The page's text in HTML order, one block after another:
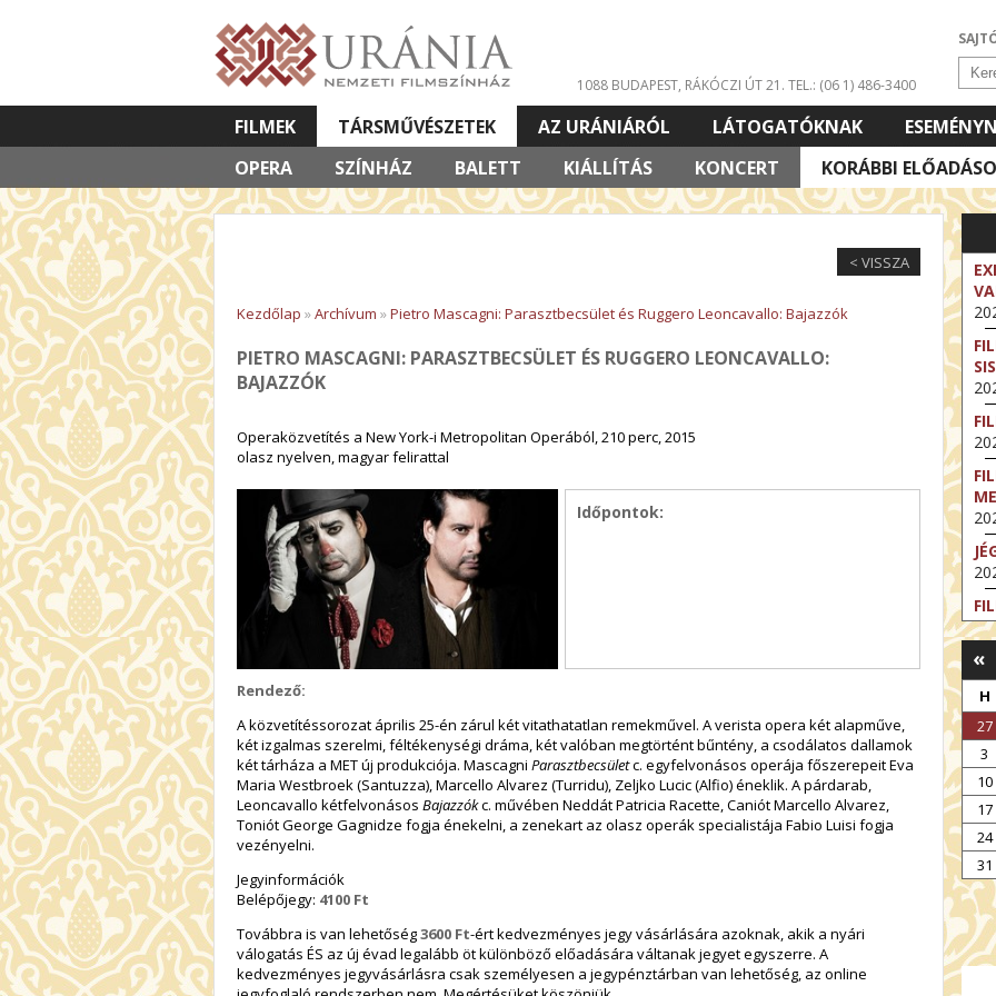
1088 BUDAPEST, RÁKÓCZI ÚT 21. TEL.: (06 1) 486-3400
FILMEK
TÁRSMŰVÉSZETEK
OPERA
SZÍNHÁZ BALETT KIÁLLÍTÁS KONCERT KORÁBBI
AZ URÁNIÁRÓL LÁTOGATÓKNAK
VETÍTETT KÉPES ELŐADÁSOK
< VISSZA
Kezdőlap »Archívum »Pietro Mascagni: Parasztbecsület és Ruggero Leoncavallo: Bajazzók
PIETRO MASCAGNI: PARASZTBECSÜLET ÉS RUGGERO LEONCAVALLO:
BAJAZZÓK
Operaközvetítés a New York-i Metropolitan Operából, 210 perc, 2015
olasz nyelven, magyar felirattal
Időpontok:
Rendező:
A közvetítéssorozat április 25-én zárul két vitathatatlan remekművel. A verista opera két alapműve,
két izgalmas szerelmi, féltékenységi dráma, két valóban megtörtént bűntény, a csodálatos dallamok
két tárháza a MET új produkciója. Mascagni Parasztbecsületc. egyfelvonásos operája főszerepeit Eva
Maria Westbroek (Santuzza), Marcello Alvarez (Turridu), Zeljko Lucic (Alfio) éneklik. A párdarab,
Leoncavallo kétfelvonásos Bajazzókc. művében Neddát Patricia Racette, Caniót Marcello Alvarez,
Toniót George Gagnidze fogja énekelni, a zenekart az olasz operák specialistája Fabio Luisi fogja
vezényelni.
Jegyinformációk
Belépőjegy: 4100 Ft
Továbbra is van lehetőség3600 Ft-ért kedvezményes jegy vásárlására azoknak, akik a nyári
válogatás ÉS az új évad legalább öt különböző előadására váltanak jegyet egyszerre. A
kedvezményes jegyvásárlásra csak személyesen a jegypénztárban van lehetőség, az online
«
H
27
3
10
17
24
31